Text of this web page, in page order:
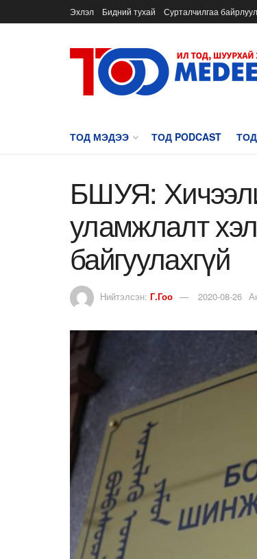
Эхлэл Бидний тухай Сурталчилгаа
ТОД МЭДЭЭ ТОД PODCAST
БШУЯ:
уламжлалт
байгуулахгүй
Нийтэлсэн: Г.Гоо 2020-08-26